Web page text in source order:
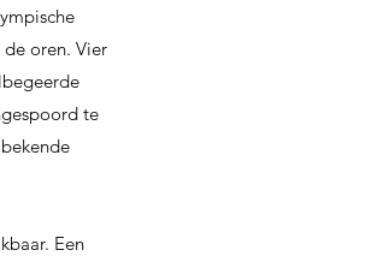
oren. Vier
te
Een